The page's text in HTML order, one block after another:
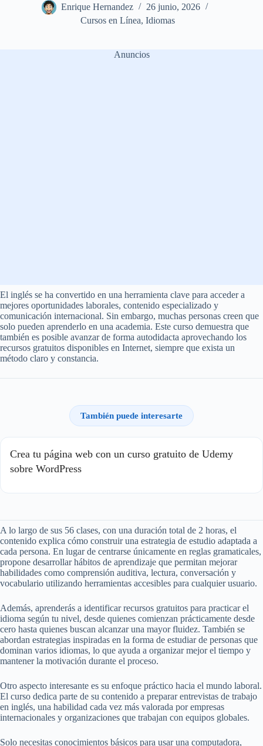
Enrique Hernandez
26 junio, 2026
Cursos en Línea, Idiomas
Anuncios
El inglés se ha convertido en una herramienta clave para acceder a
mejores oportunidades laborales, contenido especializado y
comunicación internacional. Sin embargo, muchas personas creen que
solo pueden aprenderlo en una academia. Este curso demuestra que
también es posible avanzar de forma autodidacta aprovechando los
recursos gratuitos disponibles en Internet, siempre que exista un
método claro y constancia.
También puede interesarte
Crea tu página web con un curso gratuito de Udemy
sobre WordPress
A lo largo de sus 56 clases, con una duración total de 2 horas, el
contenido explica cómo construir una estrategia de estudio adaptada a
cada persona. En lugar de centrarse únicamente en reglas gramaticales,
propone desarrollar hábitos de aprendizaje que permitan mejorar
habilidades como comprensión auditiva, lectura, conversación y
vocabulario utilizando herramientas accesibles para cualquier usuario.
Además, aprenderás a identificar recursos gratuitos para practicar el
idioma según tu nivel, desde quienes comienzan prácticamente desde
cero hasta quienes buscan alcanzar una mayor fluidez. También se
abordan estrategias inspiradas en la forma de estudiar de personas que
dominan varios idiomas, lo que ayuda a organizar mejor el tiempo y
mantener la motivación durante el proceso.
Otro aspecto interesante es su enfoque práctico hacia el mundo laboral.
El curso dedica parte de su contenido a preparar entrevistas de trabajo
en inglés, una habilidad cada vez más valorada por empresas
internacionales y organizaciones que trabajan con equipos globales.
Solo necesitas conocimientos básicos para usar una computadora,